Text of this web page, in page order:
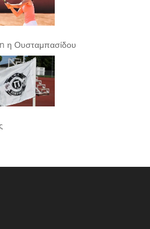
η Ουσταμπασίδου